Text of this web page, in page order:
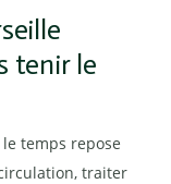
tenir le
temps repose
traiter